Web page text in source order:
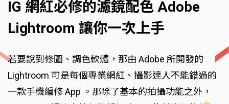
IG 網紅必修的濾鏡配色 Adobe
Lightroom 讓你一次上手
若要說到修圖、調色軟體，那由 Adobe 所開發的
Lightroom 可是每個專業網紅、攝影達人不能錯過的
一款手機編修 App 。那除了基本的拍攝功能之外，